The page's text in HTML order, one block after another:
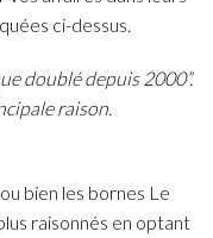
ci-dessus.
doublé depuis 2000”.
raison.
bien les bornes Le
raisonnés en optant